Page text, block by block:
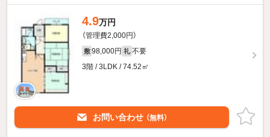
4.9万円
（管理費2,000円）
敷 98,000円 礼 不要
3階 / 3LDK / 74.52㎡
お問い合わせ （無料）